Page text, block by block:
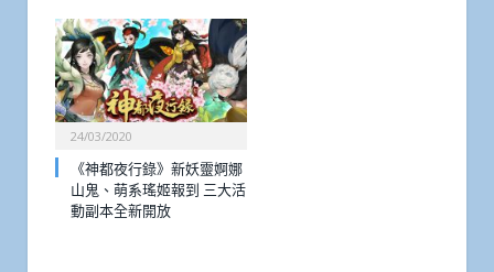
24/03/2020
《神都夜行錄》新妖靈婀娜
山鬼、萌系瑤姬報到 三大活
動副本全新開放